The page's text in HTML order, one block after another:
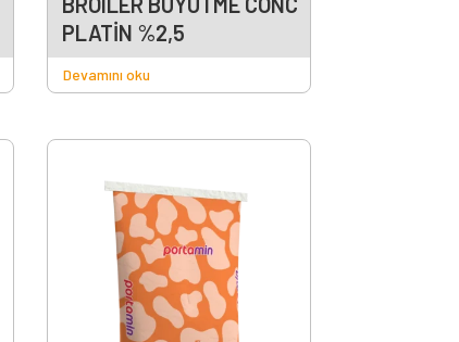
PLATİN %2,5
Devamını oku